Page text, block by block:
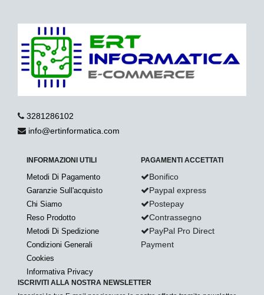
3281286102
info@ertinformatica.com
INFORMAZIONI UTILI
Metodi Di Pagamento
Garanzie Sull'acquisto
Chi Siamo
Reso Prodotto
Metodi Di Spedizione
Condizioni Generali
Cookies
Informativa Privacy
PAGAMENTI ACCETTATI
Bonifico
Paypal express
Postepay
Contrassegno
PayPal Pro Direct
Payment
ISCRIVITI ALLA NOSTRA NEWSLETTER